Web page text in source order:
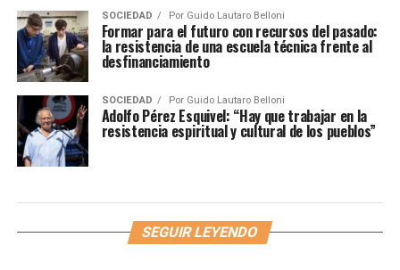
SOCIEDAD Por Guido Lautaro Belloni
Formar para el futuro con recursos del pasado:
la resistencia de una escuela técnica frente al
desfinanciamiento
SOCIEDAD Por Guido Lautaro Belloni
Adolfo Pérez Esquivel: “Hay que trabajar en la
resistencia espiritual y cultural de los pueblos”
SEGUIR LEYENDO